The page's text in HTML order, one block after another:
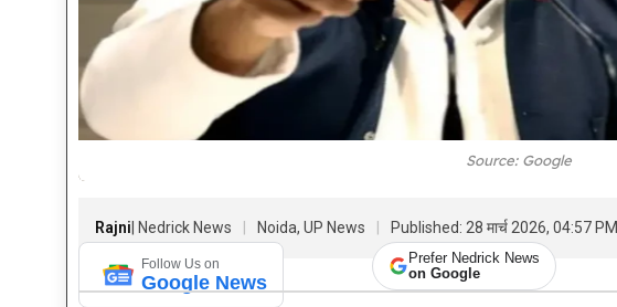
Source: Google
Rajni | Nedrick News Noida, UP News Published: 28 मार्च 2026, 04:57 PM
Follow Us on
Google News
Prefer Nedrick News
on Google